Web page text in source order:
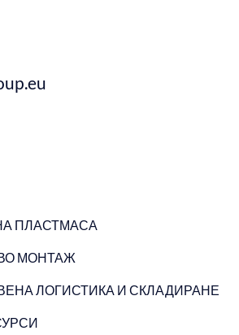
ПЛАСТМАСА
МОНТАЖ
ЛОГИСТИКА И СКЛАДИРАНЕ